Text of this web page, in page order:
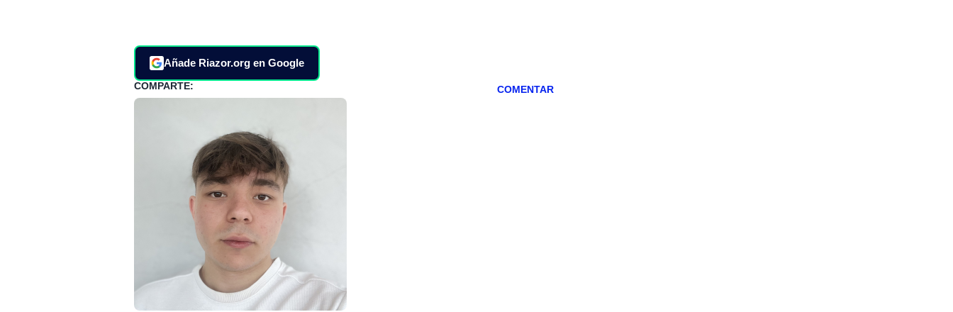
Añade Riazor.org en Google
COMPARTE: COMENTAR